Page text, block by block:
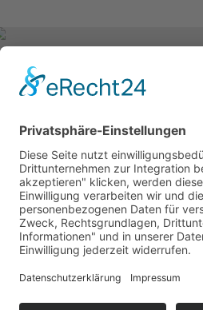
CRIMPZANGE WZ 35